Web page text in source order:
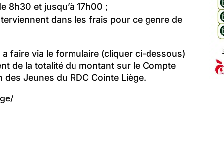
8h30 et jusqu’à 17h00 ;
dans les frais pour ce genre de
a faire via le formulaire (cliquer ci-dessous)
de la totalité du montant sur le Compte
des Jeunes du RDC Cointe Liège.